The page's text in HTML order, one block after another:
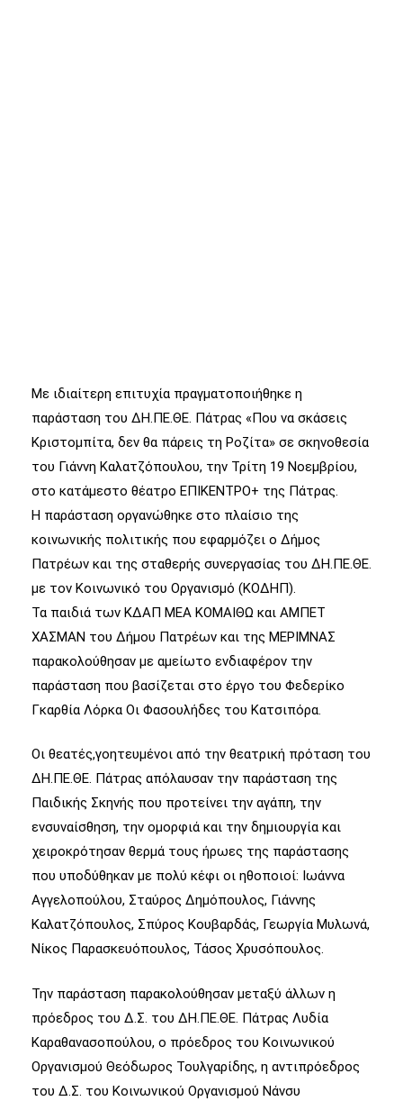
Με ιδιαίτερη επιτυχία πραγματοποιήθηκε η
παράσταση του ΔΗ.ΠΕ.ΘΕ. Πάτρας «Που να σκάσεις
Κριστομπίτα, δεν θα πάρεις τη Ροζίτα» σε σκηνοθεσία
του Γιάννη Καλατζόπουλου, την Τρίτη 19 Νοεμβρίου,
στο κατάμεστο θέατρο ΕΠΙΚΕΝΤΡΟ+ της Πάτρας.
H παράσταση οργανώθηκε στο πλαίσιο της
κοινωνικής πολιτικής που εφαρμόζει ο Δήμος
Πατρέων και της σταθερής συνεργασίας του ΔΗ.ΠΕ.ΘΕ.
με τον Κοινωνικό του Οργανισμό (ΚΟΔΗΠ).
Τα παιδιά των ΚΔΑΠ ΜΕΑ ΚΟΜΑΙΘΩ και ΑΜΠΕΤ
ΧΑΣΜΑΝ του Δήμου Πατρέων και της ΜΕΡΙΜΝΑΣ
παρακολούθησαν με αμείωτο ενδιαφέρον την
παράσταση που βασίζεται στο έργο του Φεδερίκο
Γκαρθία Λόρκα Οι Φασουλήδες του Κατσιπόρα.
Οι θεατές,γοητευμένοι από την θεατρική πρόταση του
ΔΗ.ΠΕ.ΘΕ. Πάτρας απόλαυσαν την παράσταση της
Παιδικής Σκηνής που προτείνει την αγάπη, την
ενσυναίσθηση, την ομορφιά και την δημιουργία και
χειροκρότησαν θερμά τους ήρωες της παράστασης
που υποδύθηκαν με πολύ κέφι οι ηθοποιοί: Ιωάννα
Αγγελοπούλου, Σταύρος Δημόπουλος, Γιάννης
Καλατζόπουλος, Σπύρος Κουβαρδάς, Γεωργία Μυλωνά,
Νίκος Παρασκευόπουλος, Τάσος Χρυσόπουλος.
Την παράσταση παρακολούθησαν μεταξύ άλλων η
πρόεδρος του Δ.Σ. του ΔΗ.ΠΕ.ΘΕ. Πάτρας Λυδία
Καραθανασοπούλου, ο πρόεδρος του Κοινωνικού
Οργανισμού Θεόδωρος Τουλγαρίδης, η αντιπρόεδρος
του Δ.Σ. του Κοινωνικού Οργανισμού Νάνσυ